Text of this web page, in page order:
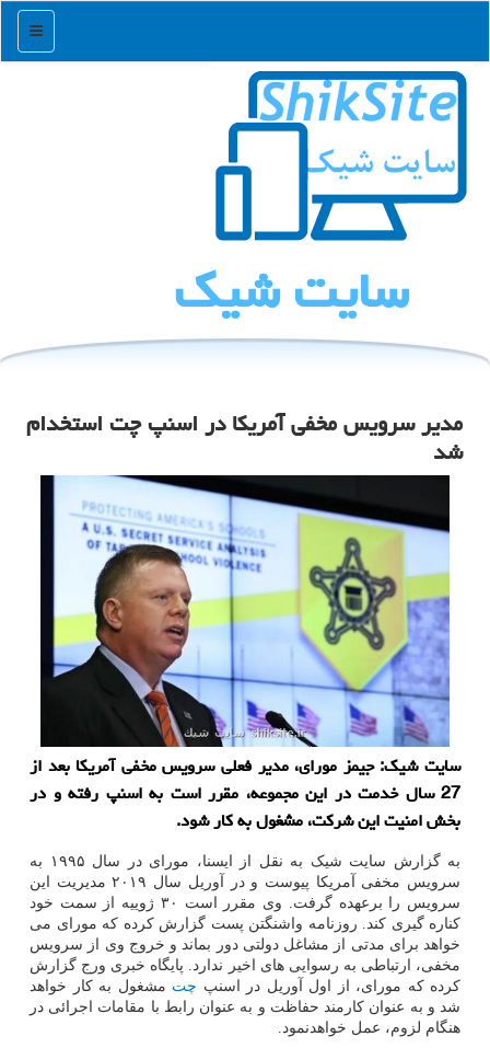
منو
سایت شیك
مدیر سرویس مخفی آمریکا در اسنپ چت استخدام
شد
سایت شیک: جیمز مورای، مدیر فعلی سرویس مخفی آمریکا بعد از
27 سال خدمت در این مجموعه، مقرر است به اسنپ رفته و در
بخش امنیت این شرکت، مشغول به کار شود.
به گزارش سایت شیک به نقل از ایسنا، مورای در سال ۱۹۹۵ به
سرویس مخفی آمریکا پیوست و در آوریل سال ۲۰۱۹ مدیریت این
سرویس را برعهده گرفت. وی مقرر است ۳۰ ژوییه از سمت خود
کناره گیری کند. روزنامه واشنگتن پست گزارش کرده که مورای می
خواهد برای مدتی از مشاغل دولتی دور بماند و خروج وی از سرویس
مخفی، ارتباطی به رسوایی های اخیر ندارد. پایگاه خبری ورج گزارش
کرده که مورای، از اول آوریل در اسنپ چت مشغول به کار خواهد
شد و به عنوان کارمند حفاظت و به عنوان رابط با مقامات اجرائی در
هنگام لزوم، عمل خواهدنمود.